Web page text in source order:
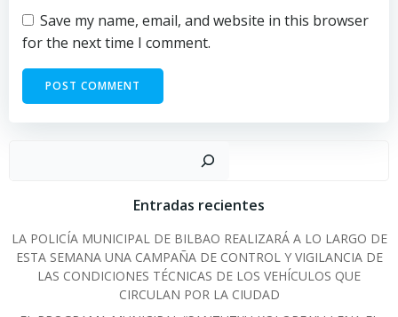
Save my name, email, and website in this browser
for the next time I comment.
Entradas recientes
LA POLICÍA MUNICIPAL DE BILBAO REALIZARÁ A LO LARGO DE
ESTA SEMANA UNA CAMPAÑA DE CONTROL Y VIGILANCIA DE
LAS CONDICIONES TÉCNICAS DE LOS VEHÍCULOS QUE
CIRCULAN POR LA CIUDAD